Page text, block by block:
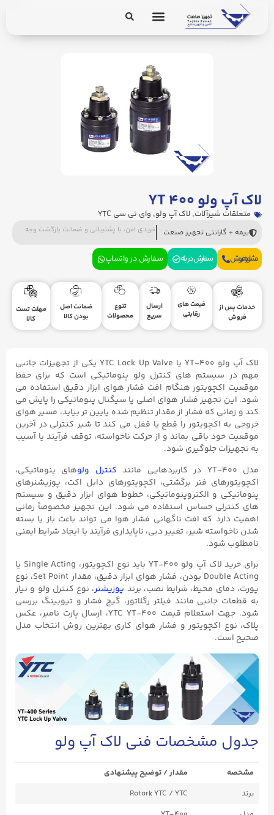
لاک آپ ولو YT ۴۰۰
متعلقات شیرآلات, لاک آپ ولو, وای تی سی YTC
بیمه + گارانتی تجهیز صنعت خریدی امن، با پشتیبانی و ضمانت بازگشت وجه
مشاوره فروش سفارش در بله سفارش در واتساپ
خدمات پس از
فروش
قیمت های
رقابتی
ارسال
سریع
تنوع
محصولات
ضمانت اصل
بودن کالا
مهلت تست
کالا
لاک آپ ولو YT-۴۰۰ یا YTC Lock Up Valve یکی از تجهیزات جانبی
مهم در سیستم های کنترل ولو پنوماتیکی است که برای حفظ
موقعیت اکچویتور هنگام افت فشار هوای ابزار دقیق استفاده می
شود. این تجهیز فشار هوای اصلی یا سیگنال پنوماتیکی را پایش می
کند و زمانی که فشار از مقدار تنظیم شده پایین تر بیاید، مسیر هوای
خروجی به اکچویتور را قطع یا قفل می کند تا شیر کنترلی در آخرین
موقعیت خود باقی بماند و از حرکت ناخواسته، توقف فرآیند یا آسیب
به تجهیزات جلوگیری شود.
مدل YT-۴۰۰ در کاربردهایی مانند
کنترل ولوهای پنوماتیکی،
اکچویتورهای فنر برگشتی، اکچویتورهای دابل اکت، پوزیشنرهای
پنوماتیکی و الکتروپنوماتیکی، خطوط هوای ابزار دقیق و سیستم
های کنترلی حساس استفاده می شود. این تجهیز مخصوصاً زمانی
اهمیت دارد که افت ناگهانی فشار هوا می تواند باعث باز یا بسته
شدن ناخواسته شیر، تغییر دبی، ناپایداری فرآیند یا ایجاد شرایط ایمنی
نامطلوب شود.
برای خرید لاک آپ ولو YT-۴۰۰ باید نوع اکچویتور، Single Acting یا
Double Acting بودن، فشار هوای ابزار دقیق، مقدار Set Point، نوع
پورت، دمای محیط، شرایط نصب، برند پوزیشنر، نوع کنترل ولو و نیاز
به قطعات جانبی مانند فیلتر رگلاتور، گیج فشار و تیوبینگ بررسی
شود. جهت استعلام قیمت YTC YT-۴۰۰، ارسال پارت نامبر، عکس
پلاک، نوع اکچویتور و فشار هوای کاری بهترین روش انتخاب مدل
صحیح است.
جدول مشخصات فنی لاک آپ ولو
مشخصه
مقدار / توضیح پیشنهادی
برند
Rotork YTC / YTC